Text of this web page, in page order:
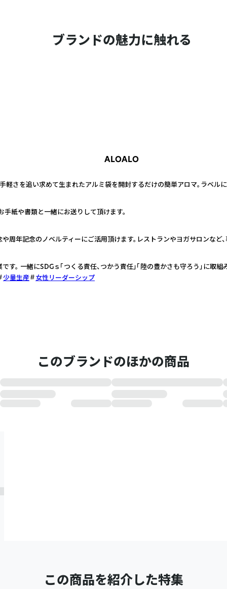
ブランドの魅力に触れる
ALOALO
軽さを追い求めて生まれたアルミ袋を開封するだけの簡単アロマ。ラベル
手紙や書類と一緒にお送りして頂けます。
周年記念のノベルティーにご活用頂けます。レストランやヨガサロンなど
。 一緒にSDGｓ「つくる責任、つかう責任」「陸の豊かさも守ろう」に取組
少量生産
女性リーダーシップ
このブランドのほかの商品
この商品を紹介した特集